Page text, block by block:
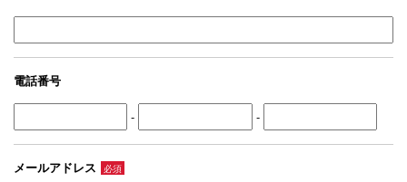
電話番号
- -
メールアドレス 必須